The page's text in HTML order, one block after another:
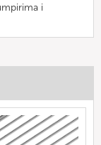
i